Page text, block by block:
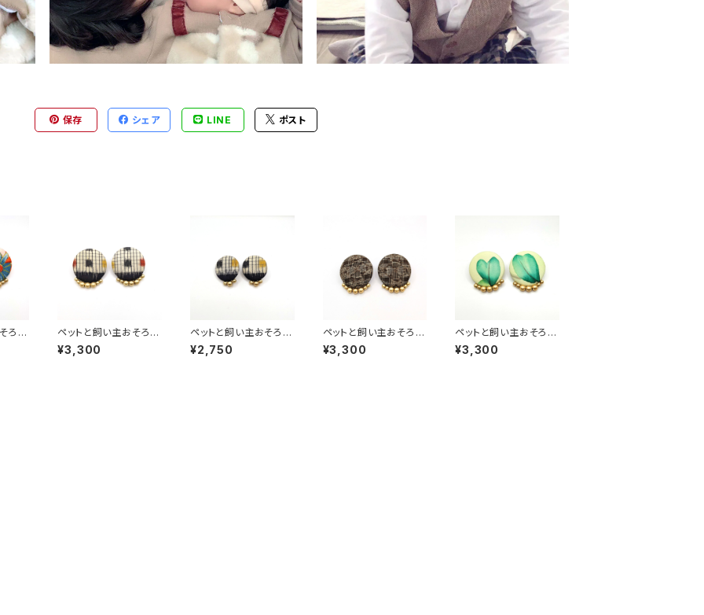
保存 シェア LINE ポスト
ろい
ペットと飼い主おそろい
【ピアス】 ペアルック 大
正ロマン レトロ アンテ
¥3,300
ペットと飼い主おそろい
【ピアス（小）】 ペアルッ
ク 大正ロマン レトロ ア
¥2,750
ペットと飼い主おそろい
【ピアス】 ペアルック 大
正ロマン レトロ アンテ
¥3,300
ペットと飼い主おそろい
【ピアス】 ペアルック 大
正ロマン レトロ アンテ
¥3,300